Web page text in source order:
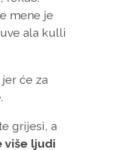
mene je
ala kulli
će za
grijesi, a
više ljudi